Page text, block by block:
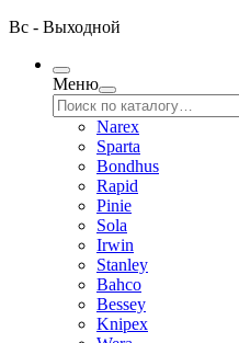
Вс - Выходной
Меню
Narex
Sparta
Bondhus
Rapid
Pinie
Sola
Irwin
Stanley
Bahco
Bessey
Knipex